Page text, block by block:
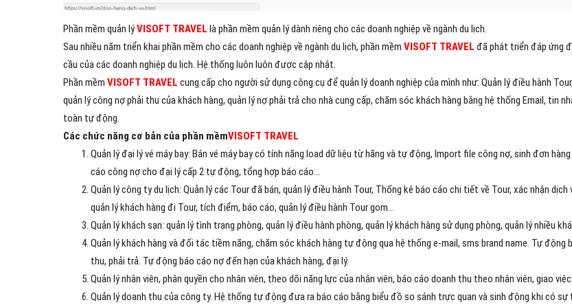
Phần mềm quản lýVISOFT TRAVEL là phần mềm quản lý dành riêng cho các doanh nghiệp về ngành du lịch.
Sau nhiều năm triển khai phần mềm cho các doanh nghiệp về ngành du lịch, phần mềm VISOFT TRAVEL đã phát triển đáp ứng
cầu của các doanh nghiệp du lịch. Hệ thống luôn luôn được cập nhật.
Phần mềm VISOFT TRAVEL cung cấp cho người sử dụng công cụ để quản lý doanh nghiệp của mình như: Quản lý điều hành
quản lý công nợ phải thu của khách hàng, quản lý nợ phải trả cho nhà cung cấp, chăm sóc khách hàng bằng hệ thống Email, tin
toàn tự động.
Các chức năng cơ bản của phần mềmVISOFT TRAVEL
Quản lý đại lý vé máy bay: Bán vé máy bay có tính năng load dữ liệu từ hãng và tự động, Import file công nợ, sinh đơn
cáo công nợ cho đại lý cấp 2 tự động, tổng hợp báo cáo...
Quản lý công ty du lịch: Quản lý các Tour đã bán, quản lý điều hành Tour, Thống kê báo cáo chi tiết về Tour, xác nhận dịch
quản lý khách hàng đi Tour, tích điểm, báo cáo, quản lý điều hành Tour gom...
Quản lý khách sạn: quản lý tình trạng phòng, quản lý điều hành phòng, quản lý khách hàng sử dụng phòng, quản lý nhiều
Quản lý khách hàng và đối tác tiềm năng, chăm sóc khách hàng tự động qua hệ thống e-mail, sms brand name. Tự động
thu, phải trả. Tự động báo cáo nợ đến hạn của khách hàng, đại lý.
Quản lý nhân viên, phân quyền cho nhân viên, theo dõi năng lực của nhân viên, báo cáo doanh thu theo nhân viên, giao
Quản lý doanh thu của công ty. Hệ thống tự động đưa ra báo cáo bằng biểu đồ so sánh trực quan và sinh động khi có sự